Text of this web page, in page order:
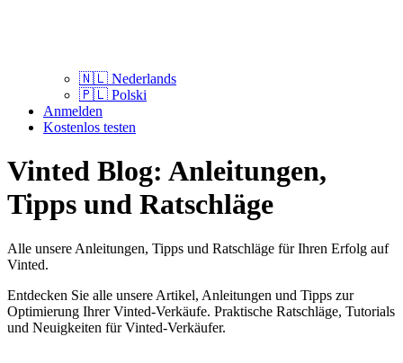
🇳🇱 Nederlands
🇵🇱 Polski
Anmelden
Kostenlos testen
Vinted Blog: Anleitungen,
Tipps und Ratschläge
Alle unsere Anleitungen, Tipps und Ratschläge für Ihren Erfolg auf
Vinted.
Entdecken Sie alle unsere Artikel, Anleitungen und Tipps zur
Optimierung Ihrer Vinted-Verkäufe. Praktische Ratschläge, Tutorials
und Neuigkeiten für Vinted-Verkäufer.